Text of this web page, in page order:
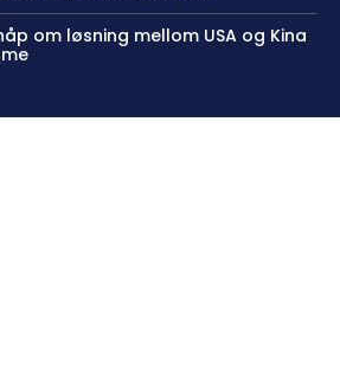
om løsning mellom USA og Kina